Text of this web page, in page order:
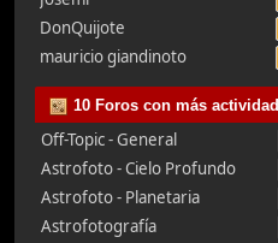
DonQuijote
mauricio giandinoto
10 Foros con más actividad
Off-Topic - General
Astrofoto - Cielo Profundo
Astrofoto - Planetaria
Astrofotografía